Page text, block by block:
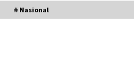
# Nasional